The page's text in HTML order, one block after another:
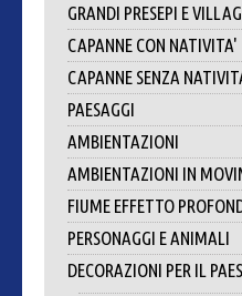
GRANDI PRESEPI E
CAPANNE CON NATIVITA'
CAPANNE SENZA
PAESAGGI
AMBIENTAZIONI
AMBIENTAZIONI IN
FIUME EFFETTO
PERSONAGGI E ANIMALI
DECORAZIONI PER IL